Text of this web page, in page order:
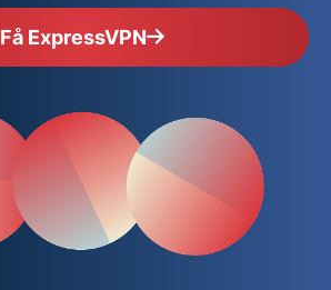
Få ExpressVPN